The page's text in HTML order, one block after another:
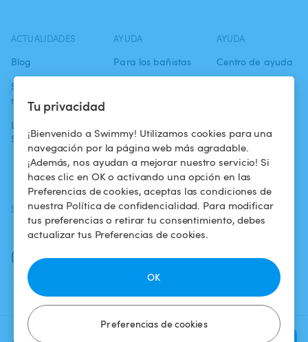
Tu privacidad
¡Bienvenido a Swimmy! Utilizamos cookies para una
navegación por la página web más agradable.
¡Además, nos ayudan a mejorar nuestro servicio! Si
haces clic en OK o activando una opción en las
Preferencias de cookies, aceptas las condiciones de
nuestra Política de confidencialidad. Para modificar
tus preferencias o retirar tu consentimiento, debes
actualizar tus Preferencias de cookies.
Preferencias de cookies
OK
ACTUALIDADES
Blog
Swimmy en los
medios
La aventura
Swimmy
AYUDA
Para los bañistas
piscina
¿Cómo funciona?
AYUDA
Centro de ayuda
confidencialidad
Aviso legal
SÍGUENOS
Facebook
Instagram
DESCARGAR LA APP